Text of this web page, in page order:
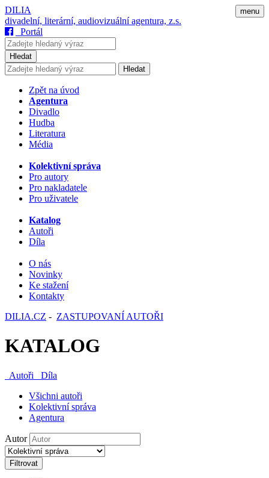
menu
DILIA
divadelní, literární, audiovizuální agentura, z.s.
Portál
Hledat
Hledat
Zpět na úvod
Agentura
Divadlo
Hudba
Literatura
Média
Kolektivní správa
Pro autory
Pro nakladatele
Pro uživatele
Katalog
Autoři
Díla
O nás
Novinky
Ke stažení
Kontakty
DILIA.CZ - ZASTUPOVANÍ AUTOŘI
KATALOG
Autoři
Díla
Všichni autoři
Kolektivní správa
Agentura
Autor
Filtrovat